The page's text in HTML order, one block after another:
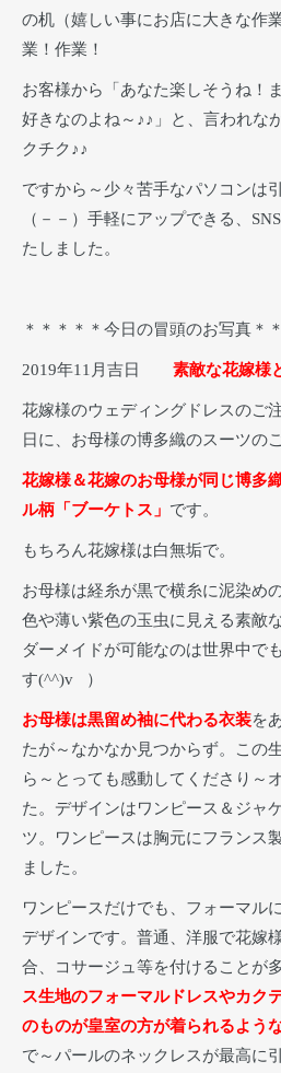
の机（嬉しい事にお店に大きな作
業！作業！
お客様から「あなた楽しそうね！
好きなのよね～♪♪」と、言われな
クチク♪♪
ですから～少々苦手なパソコンは
（－－）手軽にアップできる、
たしました。
＊＊＊＊＊今日の冒頭のお写真＊
2019年11月吉日 素敵な花嫁様
花嫁様のウェディングドレスのご
日に、お母様の博多織のスーツの
花嫁様＆花嫁のお母様が同じ博
ル柄「ブーケトス」 です。
もちろん花嫁様は白無垢で。
お母様は経糸が黒で横糸に泥染め
色や薄い紫色の玉虫に見える素敵
ダーメイドが可能なのは世界中で
す(^^)v ）
お母様は黒留め袖に代わる衣装を
たが～なかなか見つからず。この
ら～とっても感動してくださり～
た。デザインはワンピース＆ジャ
ツ。ワンピースは胸元にフランス
ました。
ワンピースだけでも、フォーマル
デザインです。普通、洋服で花嫁
合、コサージュ等を付けることが
ス生地のフォーマルドレスやカク
のものが皇室の方が着られるよう
で～パールのネックレスが最高に